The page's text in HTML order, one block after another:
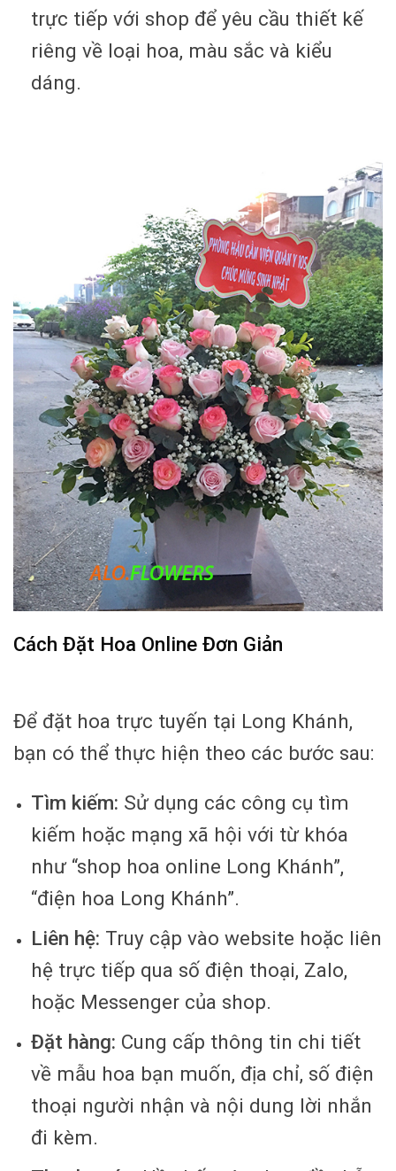
trực tiếp với shop để yêu cầu thiết kế
riêng về loại hoa, màu sắc và kiểu
dáng.
Cách Đặt Hoa Online Đơn Giản
Để đặt hoa trực tuyến tại Long Khánh,
bạn có thể thực hiện theo các bước sau:
Tìm kiếm: Sử dụng các công cụ tìm
kiếm hoặc mạng xã hội với từ khóa
như “shop hoa online Long Khánh”,
“điện hoa Long Khánh”.
Liên hệ: Truy cập vào website hoặc liên
hệ trực tiếp qua số điện thoại, Zalo,
hoặc Messenger của shop.
Đặt hàng: Cung cấp thông tin chi tiết
về mẫu hoa bạn muốn, địa chỉ, số điện
thoại người nhận và nội dung lời nhắn
đi kèm.